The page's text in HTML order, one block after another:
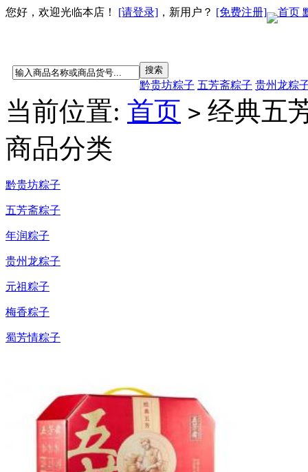
您好，欢迎光临本店！ [请登录] ，新用户？ [免费注册] 首页
黔贵坊粽子 五芳斋粽子 贵州龙粽
当前位置: 首页 > 经典五
商品分类
黔贵坊粽子
五芳斋粽子
年润粽子
贵州龙粽子
元祖粽子
梅香粽子
蜀芳情粽子